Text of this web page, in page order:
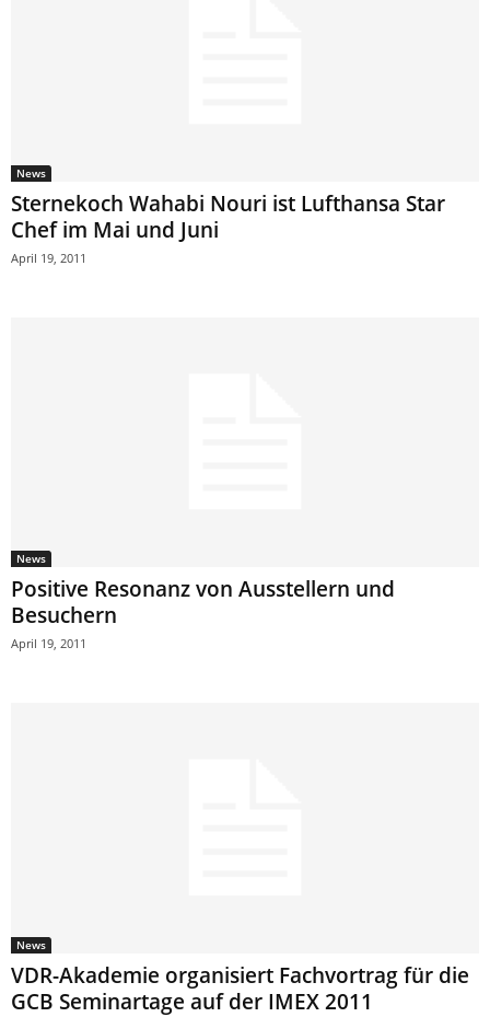
News
Sternekoch Wahabi Nouri ist Lufthansa Star
Chef im Mai und Juni
April 19, 2011
News
Positive Resonanz von Ausstellern und
Besuchern
April 19, 2011
News
VDR-Akademie organisiert Fachvortrag für die
GCB Seminartage auf der IMEX 2011